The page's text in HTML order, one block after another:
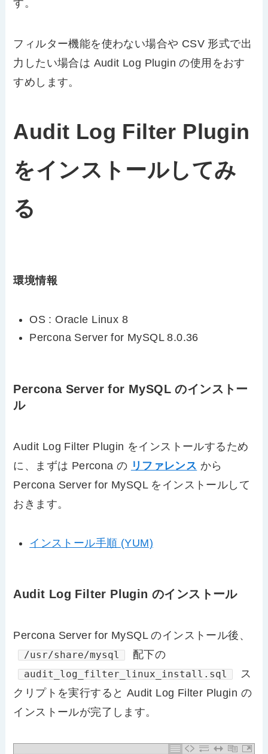
す。
フィルター機能を使わない場合や CSV 形式で出
力したい場合は Audit Log Plugin の使用をおす
すめします。
Audit Log Filter Plugin
をインストールしてみ
る
環境情報
OS : Oracle Linux 8
Percona Server for MySQL 8.0.36
Percona Server for MySQL のインストー
ル
Audit Log Filter Plugin をインストールするため
に、まずは Percona の リファレンス から
Percona Server for MySQL をインストールして
おきます。
インストール手順 (YUM)
Audit Log Filter Plugin のインストール
Percona Server for MySQL のインストール後、
/usr/share/mysql 配下の
audit_log_filter_linux_install.sql
ス
クリプトを実行すると Audit Log Filter Plugin の
インストールが完了します。